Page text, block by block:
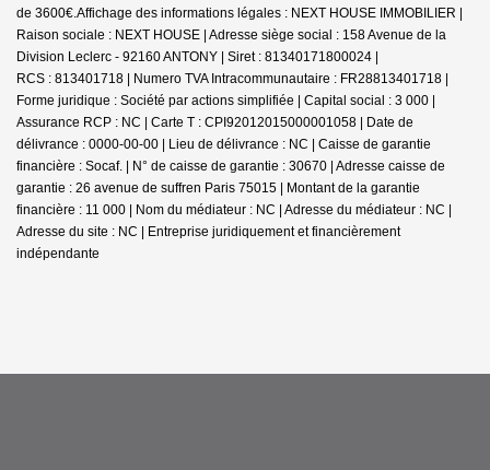
de 3600€. Affichage des informations légales : NEXT HOUSE IMMOBILIER |
Raison sociale : NEXT HOUSE | Adresse siège social : 158 Avenue de la
Division Leclerc - 92160 ANTONY | Siret : 81340171800024 |
RCS : 813401718 | Numero TVA Intracommunautaire : FR28813401718 |
Forme juridique : Société par actions simplifiée | Capital social : 3 000 |
Assurance RCP : NC | Carte T : CPI92012015000001058 | Date de
délivrance : 0000-00-00 | Lieu de délivrance : NC | Caisse de garantie
financière : Socaf. | N° de caisse de garantie : 30670 | Adresse caisse de
garantie : 26 avenue de suffren Paris 75015 | Montant de la garantie
financière : 11 000 | Nom du médiateur : NC | Adresse du médiateur : NC |
Adresse du site : NC | Entreprise juridiquement et financièrement
indépendante